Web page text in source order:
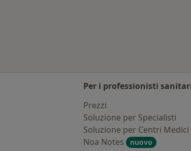
Per i professionisti
Prezzi
Soluzione per Specialisti
Soluzione per Centri Medici
Noa Notes
nuovo